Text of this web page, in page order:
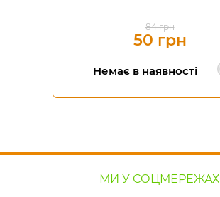
84 грн
50 грн
Немає в наявності
МИ У СОЦМЕРЕЖАХ